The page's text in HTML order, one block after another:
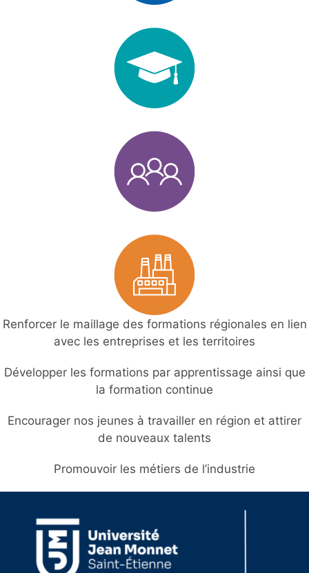
Renforcer le maillage des formations régionales en lien
avec les entreprises et les territoires
Développer les formations par apprentissage ainsi que
la formation continue
Encourager nos jeunes à travailler en région et attirer
de nouveaux talents
Promouvoir les métiers de l’industrie